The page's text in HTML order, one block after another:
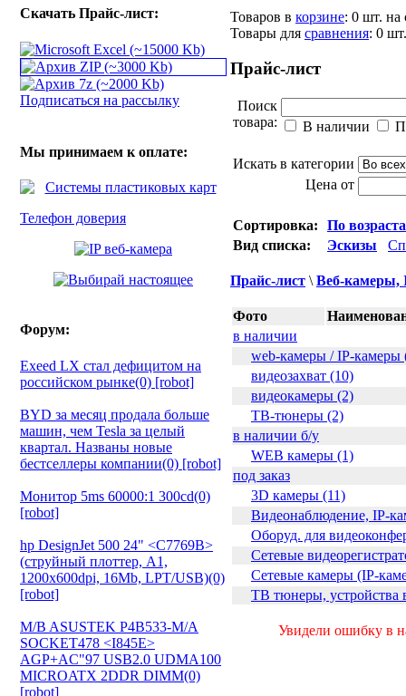
Скачать Прайс-лист:
Подписаться на рассылку
Мы принимаем к оплате:
Телефон доверия
Форум:
Exeed LX стал дефицитом на
российском рынке(0) [robot]
BYD за месяц продала больше
машин, чем Tesla за целый
квартал. Названы новые
бестселлеры компании(0) [robot]
Монитор 5ms 60000:1 300cd(0)
[robot]
hp DesignJet 500 24" <C7769B>
(струйный плоттер, A1,
1200х600dpi, 16Mb, LPT/USB)(0)
[robot]
M/B ASUSTEK P4B533-M/A
SOCKET478 <I845E>
AGP+AC"97 USB2.0 UDMA100
MICROATX 2DDR DIMM(0)
[robot]
Товаров в корзине: 0 шт. на
Товары для сравнения: 0 шт.
Прайс-лист
Поиск
товара:
В наличии
Искать в категории
Цена от
Сортировка:
По
Вид списка:
Эскизы
Прайс-лист \Веб-камеры,
Фото
в наличии
web-камеры / IP-камеры
видеозахват (10)
видеокамеры (2)
ТВ-тюнеры (2)
в наличии б/у
WEB камеры (1)
под заказ
3D камеры (11)
Видеонаблюдение, IP-
Оборуд. для
Сетевые
Сетевые камеры (IP-
ТВ тюнеры, устройства
Увидели ошибку в